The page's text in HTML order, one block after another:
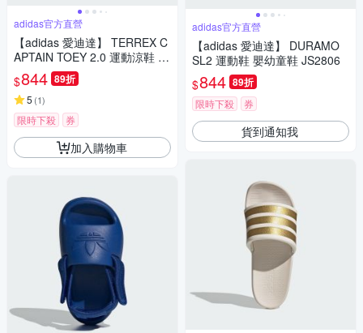
adidas官方直營
【adidas 愛迪達】 TERREX C
APTAIN TOEY 2.0 運動涼鞋 涼
拖鞋 乾爽 童鞋 IF3099
$844 89折
5 (1)
限時下殺 券
加入購物車
adidas官方直營
【adidas 愛迪達】 DURAMO
SL2 運動鞋 嬰幼童鞋 JS2806
$844 89折
限時下殺 券
貨到通知我